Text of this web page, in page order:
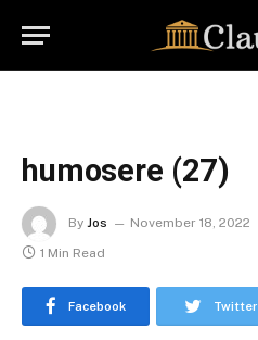
humosere (27)
By Jos November 18, 2022
1 Min Read
Facebook Twitter